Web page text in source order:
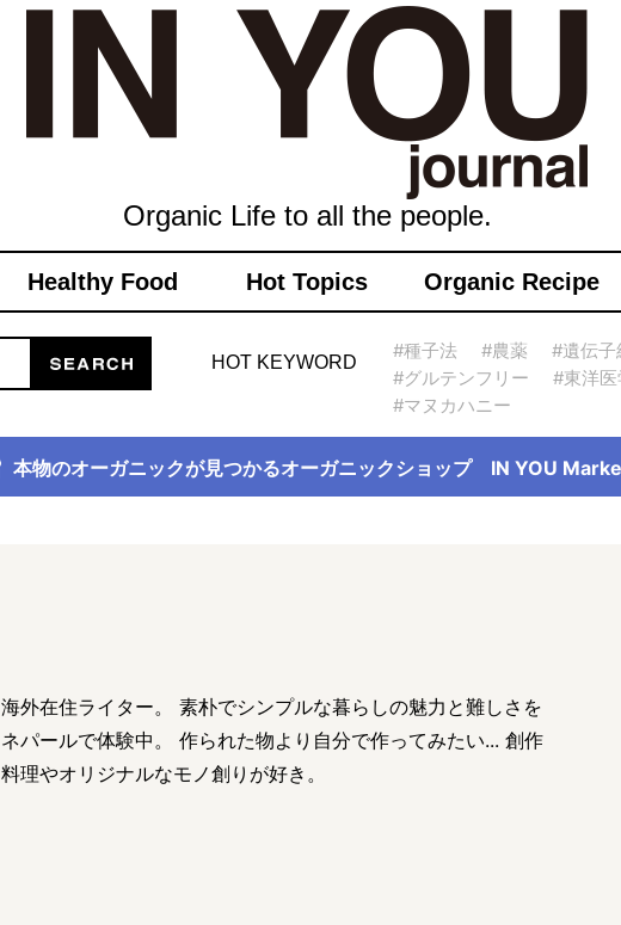
Organic Life to all the people.
Healthy Food Hot Topics Organic Recipe
HOT KEYWORD
#種子法 #農薬
#遺伝子
#グルテンフリー
#東洋医
#マヌカハニー
本物のオーガニックが見つかるオーガニックショップ IN YOU
海外在住ライター。 素朴でシンプルな暮らしの魅力と難しさを
ネパールで体験中。 作られた物より自分で作ってみたい... 創作
料理やオリジナルなモノ創りが好き。